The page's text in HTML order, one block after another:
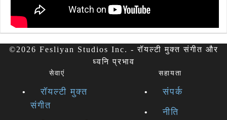
©2026 Fesliyan Studios Inc. - रॉयल्टी मुक्त संगीत और
ध्वनि प्रभाव
सेवाएं
रॉयल्टी मुक्त
संगीत
सहायता
संपर्क
नीति